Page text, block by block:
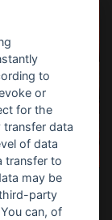
to
or
for the
data
of data
transfer to
may be
party
can, of